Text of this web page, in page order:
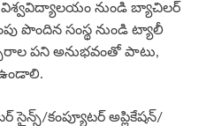
విశ్వవిద్యాలయం నుండి బ్యాచిలర్
పొందిన సంస్థ నుండి ట్యాలీ
పని అనుభవంతో పాటు,
సైన్స్/కంప్యూటర్ అప్లికేషన్/